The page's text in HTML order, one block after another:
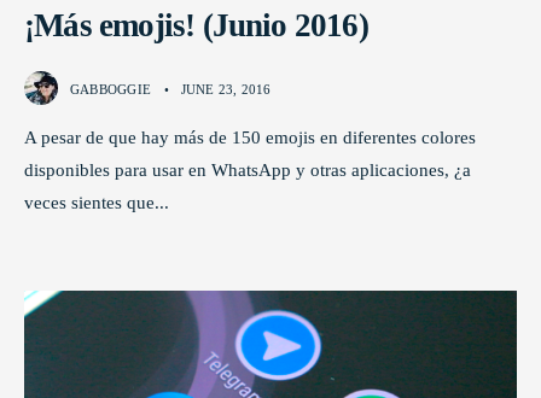
¡Más emojis! (Junio 2016)
GABBOGGIE • JUNE 23, 2016
A pesar de que hay más de 150 emojis en diferentes colores
disponibles para usar en WhatsApp y otras aplicaciones, ¿a
veces sientes que...